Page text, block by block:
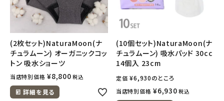
(2枚セット)NaturaMoon(ナ
チュラムーン) オーガニックコッ
トン 吸水ショーツ
当店特別価格 ¥8,800 税込
詳細を見る
(10個セット)NaturaMoon(ナ
チュラムーン) 吸水パッド 30cc
14個入 23cm
定価 ¥6,930のところ
当店特別価格 ¥6,930 税込